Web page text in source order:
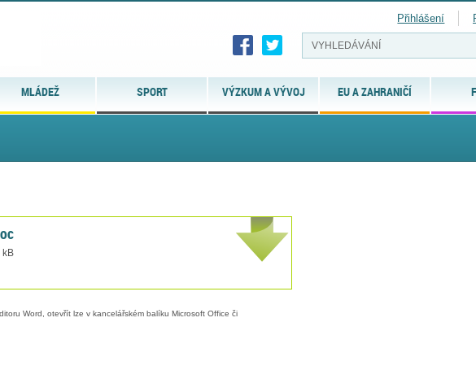
MLÁDEŽ SPORT VÝZKUM A VÝVOJ EU A ZAHRANIČÍ
Přihlášení
kB
Word, otevřít lze v kancelářském balíku Microsoft Office či